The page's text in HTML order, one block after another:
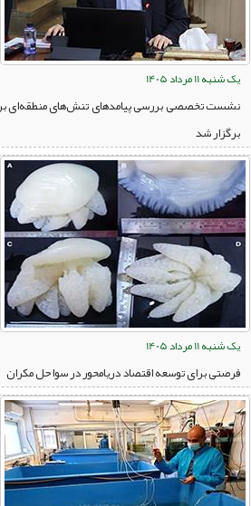
یک شنبه 11 مرداد 1405
نشست تخصصی بررسی پیامدهای تنش‌های منطقه‌ای بر
برگزار شد
یک شنبه 11 مرداد 1405
فرصتی برای توسعه اقتصاد دریامحور در سواحل مکران